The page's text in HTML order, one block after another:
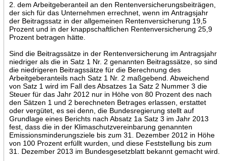
2. dem Arbeitgeberanteil an den Rentenversicherungsbeiträgen,
der sich für das Unternehmen errechnet, wenn im Antragsjahr
der Beitragssatz in der allgemeinen Rentenversicherung 19,5
Prozent und in der knappschaftlichen Rentenversicherung 25,9
Prozent betragen hätte.
Sind die Beitragssätze in der Rentenversicherung im Antragsjahr
niedriger als die in Satz 1 Nr. 2 genannten Beitragssätze, so sind
die niedrigeren Beitragssätze für die Berechnung des
Arbeitgeberanteils nach Satz 1 Nr. 2 maßgebend. Abweichend
von Satz 1 wird im Fall des Absatzes 1a Satz 2 Nummer 3 die
Steuer für das Jahr 2012 nur in Höhe von 80 Prozent des nach
den Sätzen 1 und 2 berechneten Betrages erlassen, erstattet
oder vergütet, es sei denn, die Bundesregierung stellt auf
Grundlage eines Berichts nach Absatz 1a Satz 3 im Jahr 2013
fest, dass die in der Klimaschutzvereinbarung genannten
Emissionsminderungsziele bis zum 31. Dezember 2012 in Höhe
von 100 Prozent erfüllt wurden, und diese Feststellung bis zum
31. Dezember 2013 im Bundesgesetzblatt bekannt gemacht wird.